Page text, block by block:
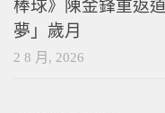
棒球》陳金鋒重返
夢」歲月
2 8 月, 2026